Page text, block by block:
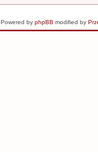
Powered by phpBB modified by